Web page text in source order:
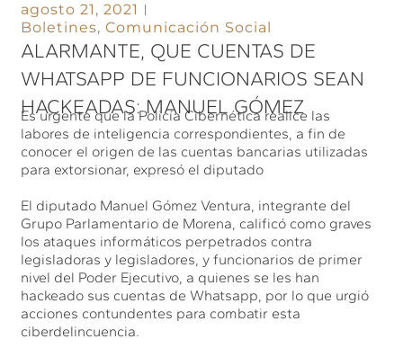
agosto 21, 2021
Boletines,Comunicación Social
ALARMANTE, QUE CUENTAS DE
WHATSAPP DE FUNCIONARIOS SEAN
HACKEADAS: MANUEL GÓMEZ
Es urgente que la Policía Cibernética realice las
labores de inteligencia correspondientes, a fin de
conocer el origen de las cuentas bancarias utilizadas
para extorsionar, expresó el diputado
El diputado Manuel Gómez Ventura, integrante del
Grupo Parlamentario de Morena, calificó como graves
los ataques informáticos perpetrados contra
legisladoras y legisladores, y funcionarios de primer
nivel del Poder Ejecutivo, a quienes se les han
hackeado sus cuentas de Whatsapp, por lo que urgió
acciones contundentes para combatir esta
ciberdelincuencia.